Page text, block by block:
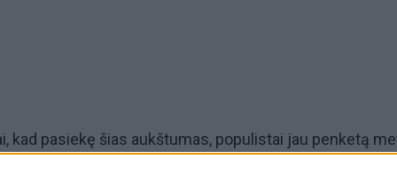
kad pasiekę šias aukštumas, populistai jau penketą